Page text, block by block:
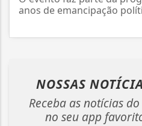
anos de emancipação
NOSSAS
Receba as notícias do
no seu app